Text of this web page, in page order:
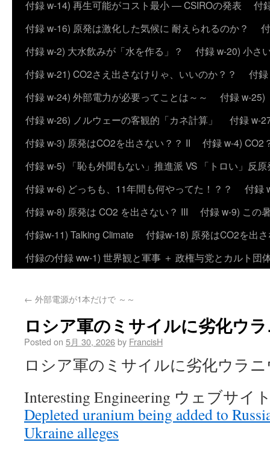
付録 w-14) 再生可能がコスト最小 ― CSIROの発表
付
付録 w-16) 原発は激化した気候に 耐えられるのか？
付録 w-2) 大水飲みが「水を作る」？
付録 w-20) 小さ
付録 w-21) CO2さえ出さなけりゃ、いいのか？？
付
付録 w-24) 外部電力が必要ってことは～～
付録 w-25)
付録 w-26) ノルウェーの客観的「カネ計算」
付録 w-
付録 w-3) 原発はCO2を出さない？？ II
付録 w-4) CO2
付録 w-5) 「恥も外聞もない」推進派 VS 「トロい」反
付録 w-6) どっちも、11年間も何やってた！？？
付録
付録 w-8) 原発は CO2 を出さない？ III
付録 w-9) この
付録w-11) Talking Climate
付録w-18) 原発はCO2を出
付録の付録 ww-1) 世界観と軍事 ＋ 政権与党とカルト団
← 外部電源が1本だけで ～～
ロシア軍のミサイルに劣化ウ
Posted on 5月 30, 2026by FrancisH
ロシア軍のミサイルに劣化ウラ
Interesting Engineering ウェブサイ
Depleted uranium being added to
Ukraine alleges